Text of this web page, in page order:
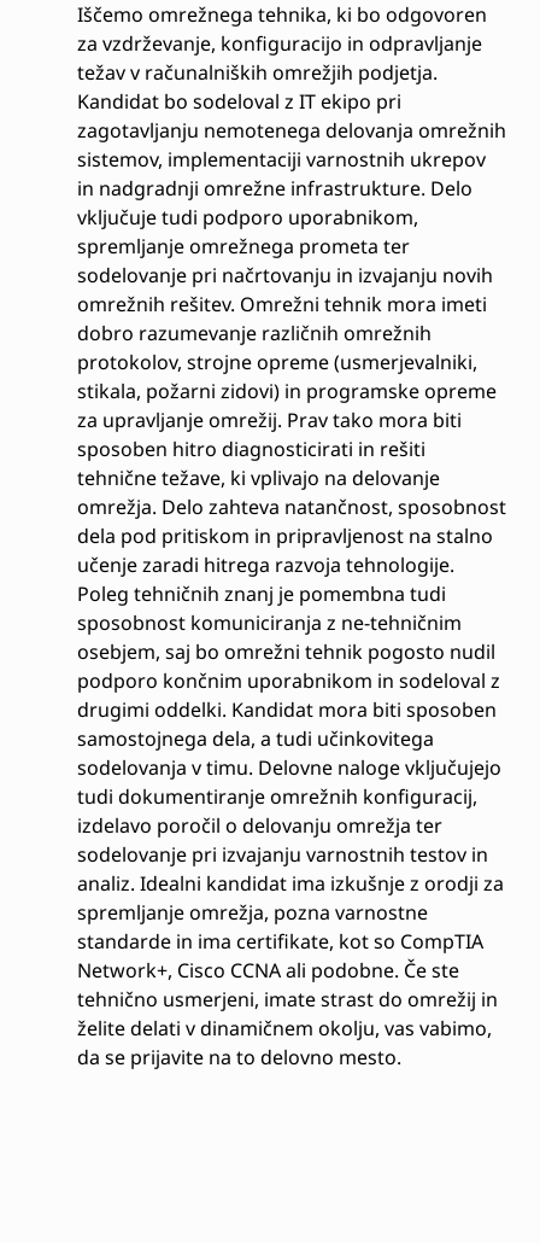
Iščemo omrežnega tehnika, ki bo odgovoren
za vzdrževanje, konfiguracijo in odpravljanje
težav v računalniških omrežjih podjetja.
Kandidat bo sodeloval z IT ekipo pri
zagotavljanju nemotenega delovanja omrežnih
sistemov, implementaciji varnostnih ukrepov
in nadgradnji omrežne infrastrukture. Delo
vključuje tudi podporo uporabnikom,
spremljanje omrežnega prometa ter
sodelovanje pri načrtovanju in izvajanju novih
omrežnih rešitev. Omrežni tehnik mora imeti
dobro razumevanje različnih omrežnih
protokolov, strojne opreme (usmerjevalniki,
stikala, požarni zidovi) in programske opreme
za upravljanje omrežij. Prav tako mora biti
sposoben hitro diagnosticirati in rešiti
tehnične težave, ki vplivajo na delovanje
omrežja. Delo zahteva natančnost, sposobnost
dela pod pritiskom in pripravljenost na stalno
učenje zaradi hitrega razvoja tehnologije.
Poleg tehničnih znanj je pomembna tudi
sposobnost komuniciranja z ne-tehničnim
osebjem, saj bo omrežni tehnik pogosto nudil
podporo končnim uporabnikom in sodeloval z
drugimi oddelki. Kandidat mora biti sposoben
samostojnega dela, a tudi učinkovitega
sodelovanja v timu. Delovne naloge vključujejo
tudi dokumentiranje omrežnih konfiguracij,
izdelavo poročil o delovanju omrežja ter
sodelovanje pri izvajanju varnostnih testov in
analiz. Idealni kandidat ima izkušnje z orodji za
spremljanje omrežja, pozna varnostne
standarde in ima certifikate, kot so CompTIA
Network+, Cisco CCNA ali podobne. Če ste
tehnično usmerjeni, imate strast do omrežij in
želite delati v dinamičnem okolju, vas vabimo,
da se prijavite na to delovno mesto.